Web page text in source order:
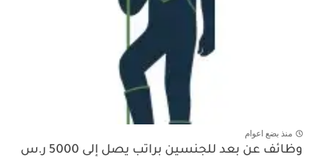
منذ بضع اعوام
وظائف عن بعد للجنسين براتب يصل إلى 5000 ر.س